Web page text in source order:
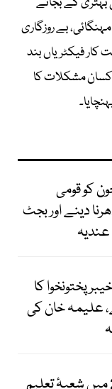
بے روزگاری
فیکٹریاں بند
کسان مشکلات کا
آفریدی کا 10 جون کو قومی
دینے اور بجٹ
کا
علیمہ خان کی
وفاقی بجٹ 2026-27 میں شعبۂ تعلیم